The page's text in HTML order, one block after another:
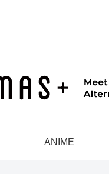
ANIME